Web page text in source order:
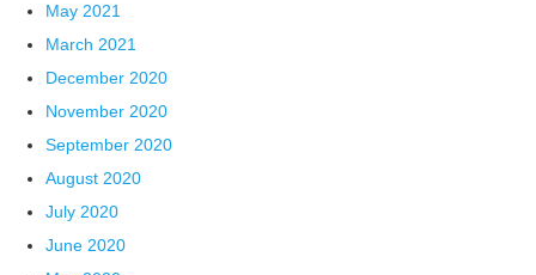
May 2021
March 2021
December 2020
November 2020
September 2020
August 2020
July 2020
June 2020